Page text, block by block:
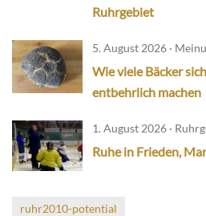
Ruhrgebiet
5. August 2026 ·
Wie viele Bäcker
entbehrlich machen
1. August 2026 ·
Ruhe in Frieden,
ruhr2010-potential